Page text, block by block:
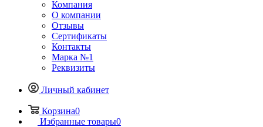
Компания
О компании
Отзывы
Сертификаты
Контакты
Марка №1
Реквизиты
Личный кабинет
Корзина0
Избранные товары0